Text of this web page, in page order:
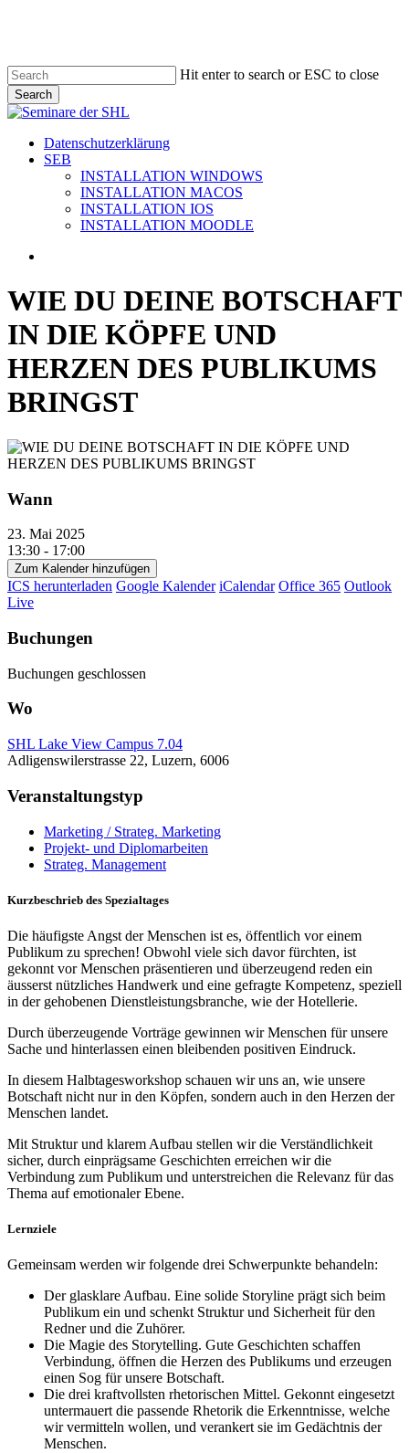
content
Hit enter to search or ESC to close
Search
Close
search
Menu
Datenschutzerklärung
SEB
INSTALLATION WINDOWS
INSTALLATION MACOS
INSTALLATION IOS
INSTALLATION MOODLE
WIE DU DEINE BOTSCHAFT
IN DIE KÖPFE UND
HERZEN DES PUBLIKUMS
BRINGST
Wann
23. Mai 2025
13:30 - 17:00
Zum Kalender hinzufügen
ICS herunterladen Google Kalender iCalendar Office 365 Outlook
Live
Buchungen
Buchungen geschlossen
Wo
SHL Lake View Campus 7.04
Adligenswilerstrasse 22, Luzern, 6006
Veranstaltungstyp
Marketing / Strateg. Marketing
Projekt- und Diplomarbeiten
Strateg. Management
Kurzbeschrieb des Spezialtages
Die häufigste Angst der Menschen ist es, öffentlich vor einem
Publikum zu sprechen! Obwohl viele sich davor fürchten, ist
gekonnt vor Menschen präsentieren und überzeugend reden ein
äusserst nützliches Handwerk und eine gefragte Kompetenz, speziell
in der gehobenen Dienstleistungsbranche, wie der Hotellerie.
Durch überzeugende Vorträge gewinnen wir Menschen für unsere
Sache und hinterlassen einen bleibenden positiven Eindruck.
In diesem Halbtagesworkshop schauen wir uns an, wie unsere
Botschaft nicht nur in den Köpfen, sondern auch in den Herzen der
Menschen landet.
Mit Struktur und klarem Aufbau stellen wir die Verständlichkeit
sicher, durch einprägsame Geschichten erreichen wir die
Verbindung zum Publikum und unterstreichen die Relevanz für das
Thema auf emotionaler Ebene.
Lernziele
Gemeinsam werden wir folgende drei Schwerpunkte behandeln:
Der glasklare Aufbau. Eine solide Storyline prägt sich beim
Publikum ein und schenkt Struktur und Sicherheit für den
Redner und die Zuhörer.
Die Magie des Storytelling. Gute Geschichten schaffen
Verbindung, öffnen die Herzen des Publikums und erzeugen
einen Sog für unsere Botschaft.
Die drei kraftvollsten rhetorischen Mittel. Gekonnt eingesetzt
untermauert die passende Rhetorik die Erkenntnisse, welche
wir vermitteln wollen, und verankert sie im Gedächtnis der
Menschen.